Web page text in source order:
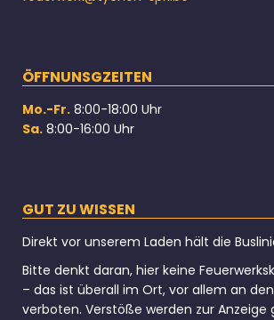
ÖFFNUNSGZEITEN
Mo.-Fr. 8:00-18:00 Uhr
Sa. 8:00-16:00 Uhr
GUT ZU WISSEN
Direkt vor unserem Laden hält die
Bitte denkt daran, hier keine
– das ist überall im Ort, vor allem an
verboten. Verstöße werden zur Anzeige